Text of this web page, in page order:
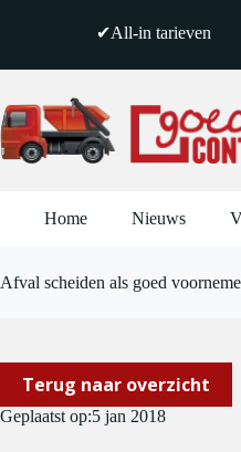
inhoud
✔All-in tarieven
Home Nieuws
Afval scheiden als goed
Terug naar overzicht
Geplaatst op:5 jan 2018